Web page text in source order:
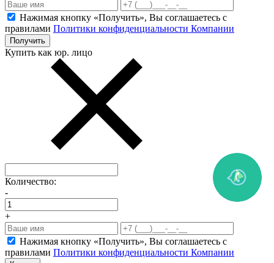
Нажимая кнопку «Получить», Вы соглашаетесь c
правилами Политики конфиденциальности Компании
Получить
Купить как юр. лицо
Количество:
-
+
Нажимая кнопку «Получить», Вы соглашаетесь c
правилами Политики конфиденциальности Компании